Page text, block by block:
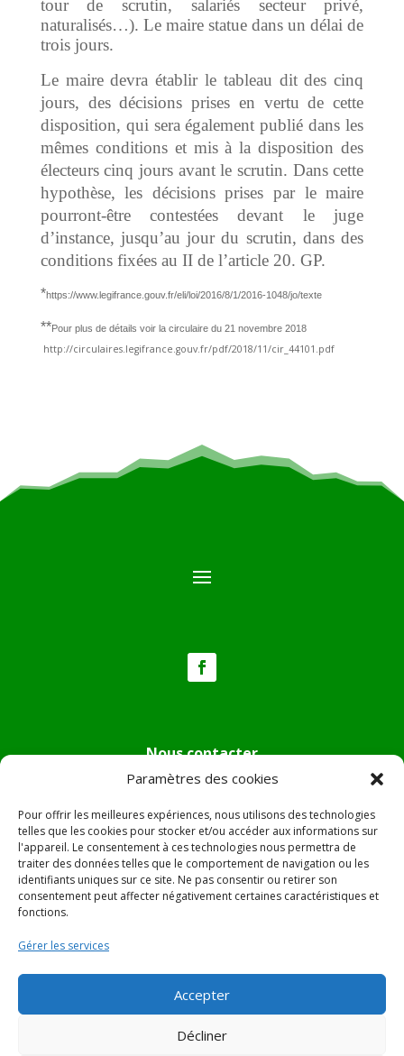
Paramètres des cookies
Pour offrir les meilleures expériences, nous utilisons des technologies
telles que les cookies pour stocker et/ou accéder aux informations sur
l'appareil. Le consentement à ces technologies nous permettra de
traiter des données telles que le comportement de navigation ou les
identifiants uniques sur ce site. Ne pas consentir ou retirer son
consentement peut affecter négativement certaines caractéristiques et
fonctions.
Gérer les services
Accepter
Décliner
tour de scrutin, salariés secteur privé,
naturalisés…). Le maire statue dans un délai de
trois jours.
Le maire devra établir le tableau dit des cinq
jours, des décisions prises en vertu de cette
disposition, qui sera également publié dans les
mêmes conditions et mis à la disposition des
électeurs cinq jours avant le scrutin. Dans cette
hypothèse, les décisions prises par le maire
pourront-être contestées devant le juge
d’instance, jusqu’au jour du scrutin, dans des
conditions fixées au II de l’article 20. GP.
*https://www.legifrance.gouv.fr/eli/loi/2016/8/1/2016-1048/jo/texte
**Pour plus de détails voir la circulaire du 21 novembre 2018
http://circulaires.legifrance.gouv.fr/pdf/2018/11/cir_44101.pdf
Nous contacter
Tél :04.95.36.24.02
Mail:
mairie.pietradiverde@wanadoo.fr
Adresse :Hôtel de ville de Pietra di Verde
Le village
20230 Pietra di Verde
© 2022 Mairie de Pietra Di Verde – Réalisation